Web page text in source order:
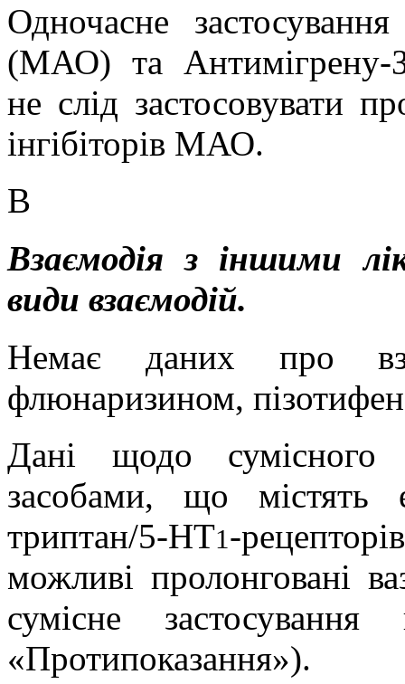
Одночасне
(МАО) та Антимігрену-
не слід застосовувати
інгібіторів МАО.
В
Взаємодія з іншими
види взаємодій.
Немає даних про
флюнаризином,
Дані щодо сумісного
засобами, що містять
триптан/5-HT1-
можливі пролонговані
сумісне
«Протипоказання»).